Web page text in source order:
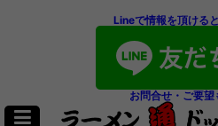
Lineで情報を頂ける
お問合せ・ご要望